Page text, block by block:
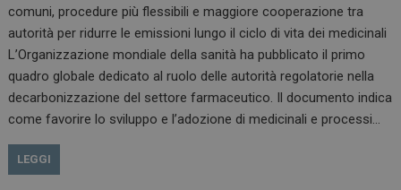
comuni, procedure più flessibili e maggiore cooperazione tra
autorità per ridurre le emissioni lungo il ciclo di vita dei medicinali
L’Organizzazione mondiale della sanità ha pubblicato il primo
quadro globale dedicato al ruolo delle autorità regolatorie nella
decarbonizzazione del settore farmaceutico. Il documento indica
come favorire lo sviluppo e l’adozione di medicinali e processi…
LEGGI
www.dailyhealthindustry.it